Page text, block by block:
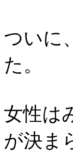
ついに
た。
女性は
が決ま